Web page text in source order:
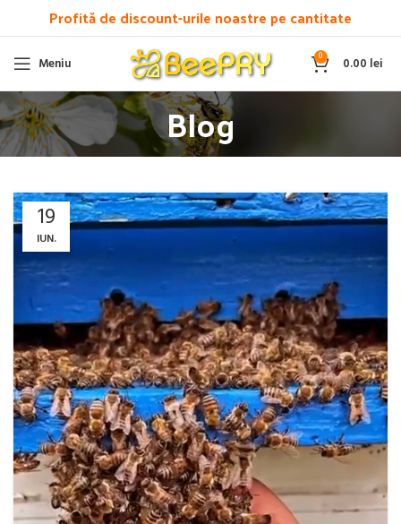
Profită de discount-urile noastre pe cantitate
Meniu 0 0.00 lei
Blog
19
IUN.